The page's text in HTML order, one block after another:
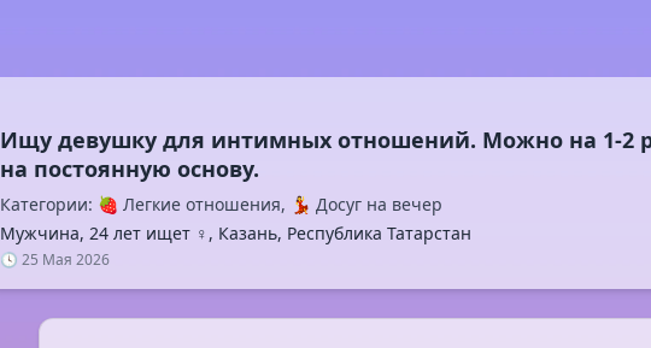
Ищу девушку для интимных отношений. Можно на 1-2
Категории: 🍓 Легкие отношения, 💃 Досуг на вечер
Мужчина, 24 лет ищет ♀️, Казань, Республика Татарстан
🕓 25 Мая 2026